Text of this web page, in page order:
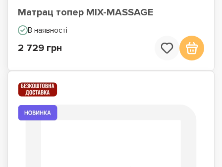
Матрац топер MIX-MASSAGE
В наявності
2 729 грн